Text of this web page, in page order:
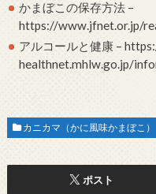
かまぼこの保存方法 –
https://www.jfnet.or.jp/
アルコールと健康 –
healthnet.mhlw.go.jp/
カニカマ（かに風味かまぼこ）
ポスト